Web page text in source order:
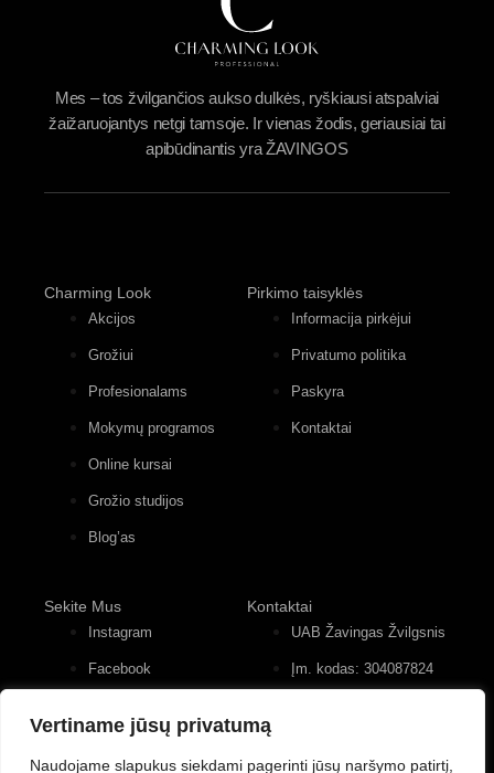
Vertiname jūsų privatumą
Naudojame slapukus siekdami pagerinti jūsų naršymo patirtį,
Mes – tos žvilgančios aukso dulkės, ryškiausi atspalviai
žaižaruojantys netgi tamsoje. Ir vienas žodis, geriausiai tai
apibūdinantis yra ŽAVINGOS
Charming Look
Akcijos
Grožiui
Profesionalams
Mokymų programos
Online kursai
Grožio studijos
Blog’as
Pirkimo taisyklės
Informacija pirkėjui
Privatumo politika
Paskyra
Kontaktai
Sekite Mus
Instagram
Facebook
Kontaktai
UAB Žavingas Žvilgsnis
Įm. kodas: 304087824